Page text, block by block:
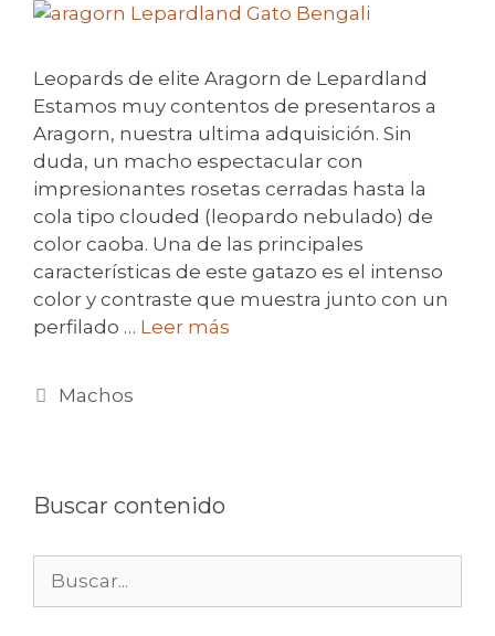
Leopards de elite Aragorn de Lepardland
Estamos muy contentos de presentaros a
Aragorn, nuestra ultima adquisición. Sin
duda, un macho espectacular con
impresionantes rosetas cerradas hasta la
cola tipo clouded (leopardo nebulado) de
color caoba. Una de las principales
características de este gatazo es el intenso
color y contraste que muestra junto con un
perfilado … Leer más
Categorías
Machos
Buscar contenido